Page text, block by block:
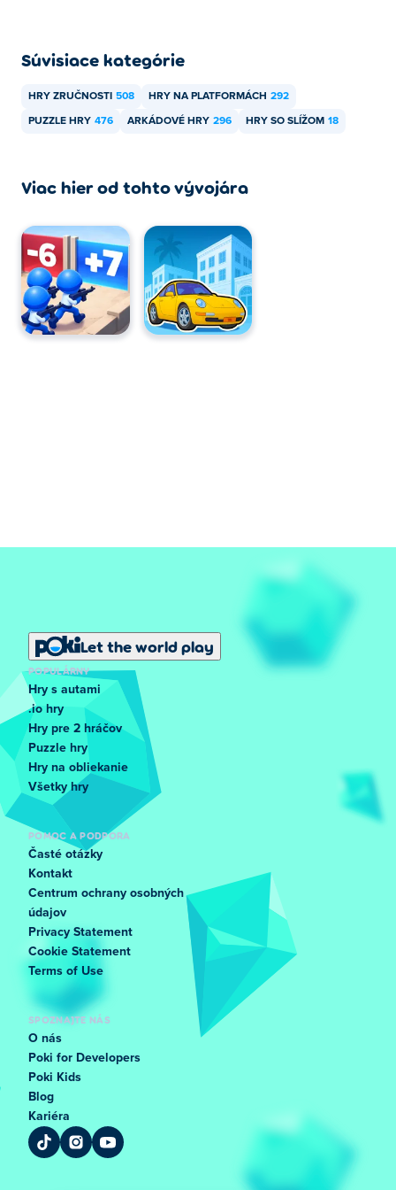
Súvisiace kategórie
HRY ZRUČNOSTI 508 HRY NA PLATFORMÁCH 292
PUZZLE HRY 476 ARKÁDOVÉ HRY 296 HRY SO SLÍŽOM 18
Viac hier od tohto vývojára
Let the world play
POPULÁRNY
Hry s autami
.io hry
Hry pre 2 hráčov
Puzzle hry
Hry na obliekanie
Všetky hry
POMOC A PODPORA
Časté otázky
Kontakt
Centrum ochrany osobných
údajov
Privacy Statement
Cookie Statement
Terms of Use
SPOZNAJTE NÁS
O nás
Poki for Developers
Poki Kids
Blog
Kariéra